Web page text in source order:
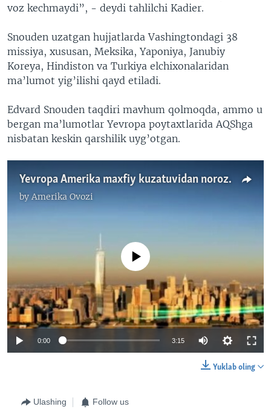
voz kechmaydi”, - deydi tahlilchi Kadier.
Snouden uzatgan hujjatlarda Vashingtondagi 38
missiya, xususan, Meksika, Yaponiya, Janubiy
Koreya, Hindiston va Turkiya elchixonalaridan
ma’lumot yig’ilishi qayd etiladi.
Edvard Snouden taqdiri mavhum qolmoqda, ammo u
bergan ma’lumotlar Yevropa poytaxtlarida AQShga
nisbatan keskin qarshilik uyg’otgan.
Yevropa Amerika maxfiy kuzatuvidan norozi/Europe NSA Bugging
by Amerika Ovozi
No media source currently available
0:00 3:15
Yuklab oling
Ulashing Follow us